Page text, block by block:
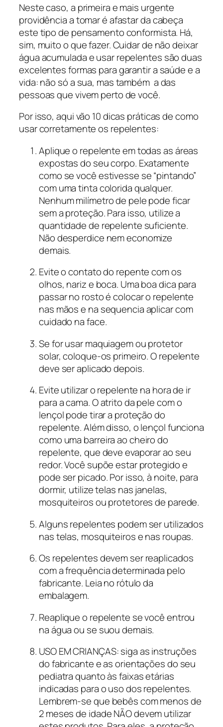
Neste caso, a primeira e mais urgente
providência a tomar é afastar da cabeça
este tipo de pensamento conformista. Há,
sim, muito o que fazer. Cuidar de não deixar
água acumulada e usar repelentes são duas
excelentes formas para garantir a saúde e a
vida: não só a sua, mas também a das
pessoas que vivem perto de você.
Por isso, aqui vão 10 dicas práticas de como
usar corretamente os repelentes:
Aplique o repelente em todas as áreas
expostas do seu corpo. Exatamente
como se você estivesse se “pintando”
com uma tinta colorida qualquer.
Nenhum milímetro de pele pode ficar
sem a proteção. Para isso, utilize a
quantidade de repelente suficiente.
Não desperdice nem economize
demais.
Evite o contato do repente com os
olhos, nariz e boca. Uma boa dica para
passar no rosto é colocar o repelente
nas mãos e na sequencia aplicar com
cuidado na face.
Se for usar maquiagem ou protetor
solar, coloque-os primeiro. O repelente
deve ser aplicado depois.
Evite utilizar o repelente na hora de ir
para a cama. O atrito da pele com o
lençol pode tirar a proteção do
repelente. Além disso, o lençol funciona
como uma barreira ao cheiro do
repelente, que deve evaporar ao seu
redor. Você supõe estar protegido e
pode ser picado. Por isso, à noite, para
dormir, utilize telas nas janelas,
mosquiteiros ou protetores de parede.
Alguns repelentes podem ser utilizados
nas telas, mosquiteiros e nas roupas.
Os repelentes devem ser reaplicados
com a frequência determinada pelo
fabricante. Leia no rótulo da
embalagem.
Reaplique o repelente se você entrou
na água ou se suou demais.
USO EM CRIANÇAS: siga as instruções
do fabricante e as orientações do seu
pediatra quanto às faixas etárias
indicadas para o uso dos repelentes.
Lembrem-se que bebês com menos de
2 meses de idade NÃO devem utilizar